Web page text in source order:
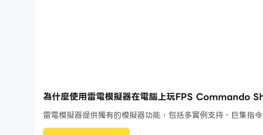
如果您喜歡槍戰遊戲，就會發現它是您最喜歡的離線動作遊戲
為什麼使用雷電模擬器在電腦上玩FPS Commando
雷電模擬器提供獨有的模擬器功能，包括多實例支持、巨集指